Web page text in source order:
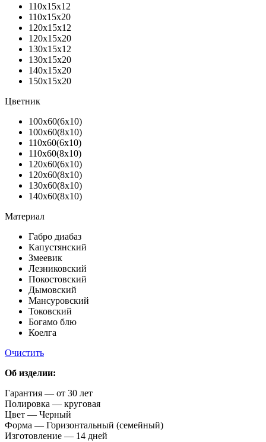
110х15х12
110х15х20
120х15х12
120х15х20
130х15х12
130х15х20
140х15х20
150х15х20
Цветник
100х60(6х10)
100х60(8х10)
110х60(6х10)
110х60(8х10)
120х60(6х10)
120х60(8х10)
130х60(8х10)
140х60(8х10)
Материал
Габро диабаз
Капустянский
Змеевик
Лезниковский
Покостовский
Дымовский
Мансуровский
Токовский
Богамо блю
Коелга
Очистить
Об изделии:
Гарантия — от 30 лет
Полировка — круговая
Цвет — Черный
Форма — Горизонтальный (семейный)
Изготовление — 14 дней